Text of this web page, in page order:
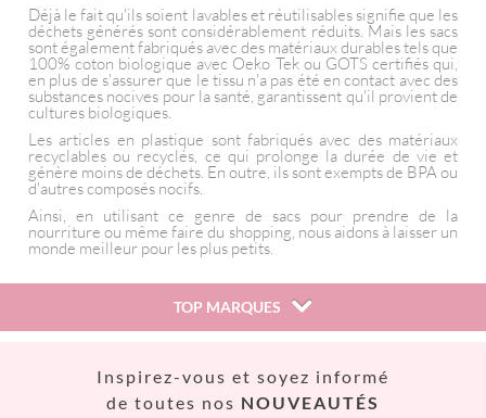
Déjà le fait qu'ils soient lavables et réutilisables signifie que les
déchets générés sont considérablement réduits. Mais les sacs
sont également fabriqués avec des matériaux durables tels que
100% coton biologique avec Oeko Tek ou GOTS certifiés qui,
en plus de s'assurer que le tissu n'a pas été en contact avec des
substances nocives pour la santé, garantissent qu'il provient de
cultures biologiques.
Les articles en plastique sont fabriqués avec des matériaux
recyclables ou recyclés, ce qui prolonge la durée de vie et
génère moins de déchets. En outre, ils sont exempts de BPA ou
d'autres composés nocifs.
Ainsi, en utilisant ce genre de sacs pour prendre de la
nourriture ou même faire du shopping, nous aidons à laisser un
monde meilleur pour les plus petits.
TOP MARQUES
Inspirez-vous et soyez informé
de toutes nos NOUVEAUTÉS